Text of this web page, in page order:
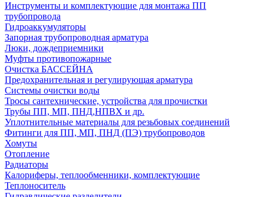
Инструменты и комплектующие для монтажа ПП
трубопровода
Гидроаккумуляторы
Запорная трубопроводная арматура
Люки, дождеприемники
Муфты противопожарные
Очистка БАССЕЙНА
Предохранительная и регулирующая арматура
Системы очистки воды
Тросы сантехнические, устройства для прочистки
Трубы ПП, МП, ПНД,НПВХ и др.
Уплотнительные материалы для резьбовых соединений
Фитинги для ПП, МП, ПНД (ПЭ) трубопроводов
Хомуты
Отопление
Радиаторы
Калориферы, теплообменники, комплектующие
Теплоноситель